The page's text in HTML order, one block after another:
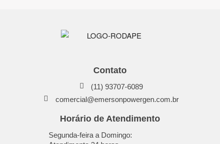
Contato
(11) 93707-6089
comercial@emersonpowergen.com.br
Horário de Atendimento
Segunda-feira a Domingo: